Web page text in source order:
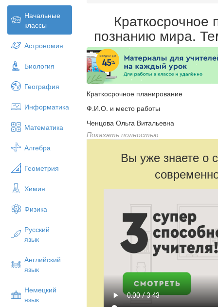
Начальные
классы
Астрономия
Биология
География
Информатика
Математика
Алгебра
Геометрия
Химия
Физика
Русский
язык
Английский
язык
Немецкий
язык
Краткосрочное
познанию мира.
Краткосрочное планирование
Ф.И.О. и место работы
Ченцова Ольга Витальевна
КГУ «Общеобразовательная школа №
Предмет: познание мира
Органы чувств: глаза, уши, нос, язык,
(SMART, из среднесрочного
Подход в преподавании обучении
ходе диалога, через равноправное
«Обмена мыслями», прилагающее все
результата.
Показать полностью
Вы уже знаете о